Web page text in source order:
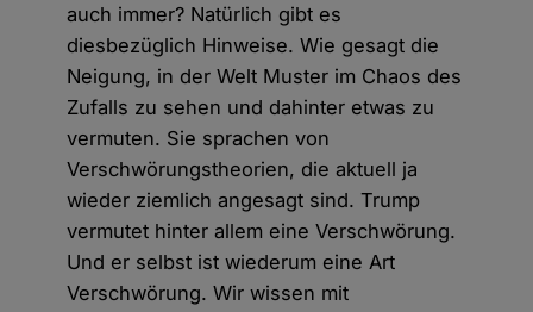
auch immer? Natürlich gibt es
diesbezüglich Hinweise. Wie gesagt die
Neigung, in der Welt Muster im Chaos des
Zufalls zu sehen und dahinter etwas zu
vermuten. Sie sprachen von
Verschwörungstheorien, die aktuell ja
wieder ziemlich angesagt sind. Trump
vermutet hinter allem eine Verschwörung.
Und er selbst ist wiederum eine Art
Verschwörung. Wir wissen mit